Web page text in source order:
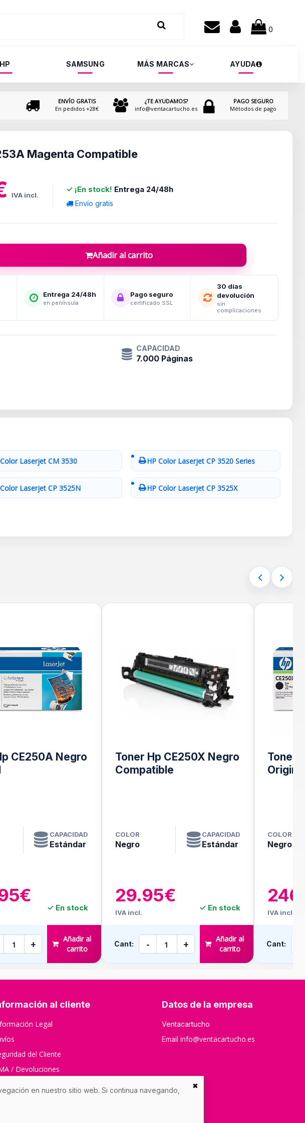
0
HP SAMSUNG MÁS MARCAS AYUDA
ENVÍO GRATIS
En pedidos +28€
¿TE AYUDAMOS?
info@ventacartucho.es
PAGO SEGURO
Métodos de pago
Magenta Compatible
IVA incl.
✓ ¡En stock! Entrega 24/48h
Envío gratis
Añadir al carrito
Entrega 24/48h
en península
Pago seguro
certificado SSL
30 días
devolución
sin
complicaciones
CAPACIDAD
7.000 Páginas
Laserjet CM 3530 HP Color Laserjet CP 3520 Series
Laserjet CP 3525N HP Color Laserjet CP 3525X
CE250A Negro
CAPACIDAD
Estándar
✓ En stock
+
Añadir al
carrito
Toner Hp CE250X Negro
Compatible
COLOR
Negro
CAPACIDAD
Estándar
29.95€
IVA incl. ✓ En stock
Cant: - +
Añadir al
carrito
Toner
COLOR
Negro
IVA incl.
Cant:
al cliente
Legal
del Cliente
/ Devoluciones
Datos de la empresa
Ventacartucho
Email info@ventacartucho.es
✖
en nuestro sitio web. Si continua navegando,